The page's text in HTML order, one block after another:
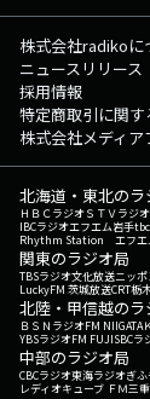
株式会社radikoに
ニュースリリース
採用情報
特定商取引に関
株式会社メディ
北海道・東北のラ
ＨＢＣラジオＳＴＶラジオ
IBCラジオエフエム岩手
Rhythm Station エフエ
関東のラジオ局
TBSラジオ文化放送ニッ
LuckyFM 茨城放送CRT栃
北陸・甲信越のラ
ＢＳＮラジオFM NIIGATA
YBSラジオFM FUJISBCラ
中部のラジオ局
CBCラジオ東海ラジオぎ
レディオキューブ ＦＭ三重